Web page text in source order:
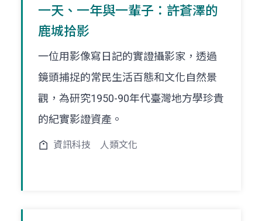
一天、一年與一輩子：許蒼澤的
鹿城拾影
一位用影像寫日記的實證攝影家，透過
鏡頭捕捉的常民生活百態和文化自然景
觀，為研究1950-90年代臺灣地方學珍貴
的紀實影證資產。
資訊科技 人類文化